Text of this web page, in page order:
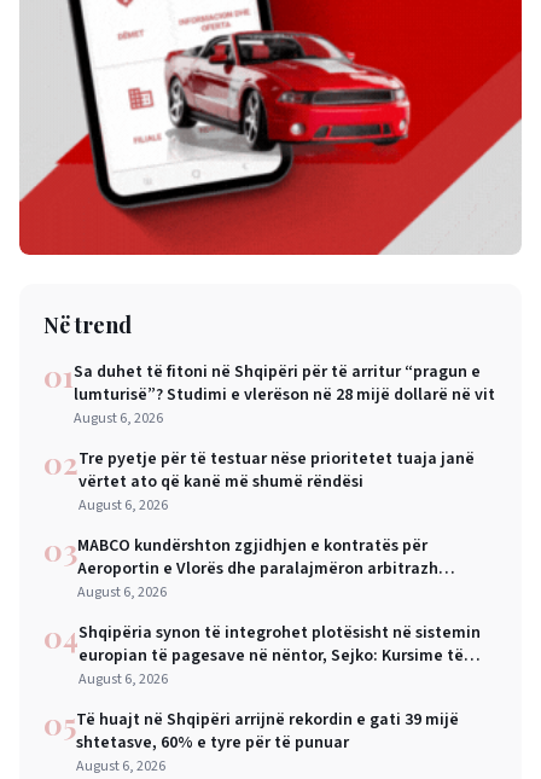
Në trend
01Sa duhet të fitoni në Shqipëri për të arritur “pragun e
lumturisë”? Studimi e vlerëson në 28 mijë dollarë në vit
August 6, 2026
02Tre pyetje për të testuar nëse prioritetet tuaja janë
vërtet ato që kanë më shumë rëndësi
August 6, 2026
03MABCO kundërshton zgjidhjen e kontratës për
Aeroportin e Vlorës dhe paralajmëron arbitrazh
ndërkombëtar
August 6, 2026
04Shqipëria synon të integrohet plotësisht në sistemin
europian të pagesave në nëntor, Sejko: Kursime të
mëdha për qytetarët dhe bizneset
August 6, 2026
05Të huajt në Shqipëri arrijnë rekordin e gati 39 mijë
shtetasve, 60% e tyre për të punuar
August 6, 2026